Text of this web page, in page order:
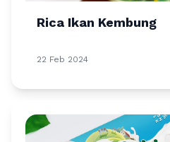
Rica Ikan Kembung
22 Feb 2024